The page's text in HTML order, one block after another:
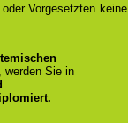
Vorgesetzten keine
werden Sie in